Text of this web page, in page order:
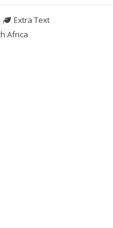
Extra Text
Africa